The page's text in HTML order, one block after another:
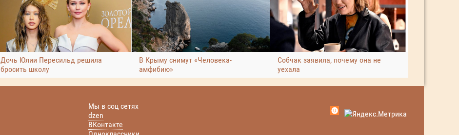
Дочь Юлии Пересильд решила
бросить школу
В Крыму снимут «Человека-
амфибию»
Собчак заявила, почему она не
уехала
Мы в соц сетях
dzen
ВКонтакте